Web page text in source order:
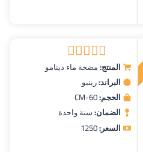
تم التقييم
5.00من 5
المنتج:مضخة ماء دينامو
البراند:رينبو
الحجم:CM-60
الضمان:سنة واحدة
السعر:1250